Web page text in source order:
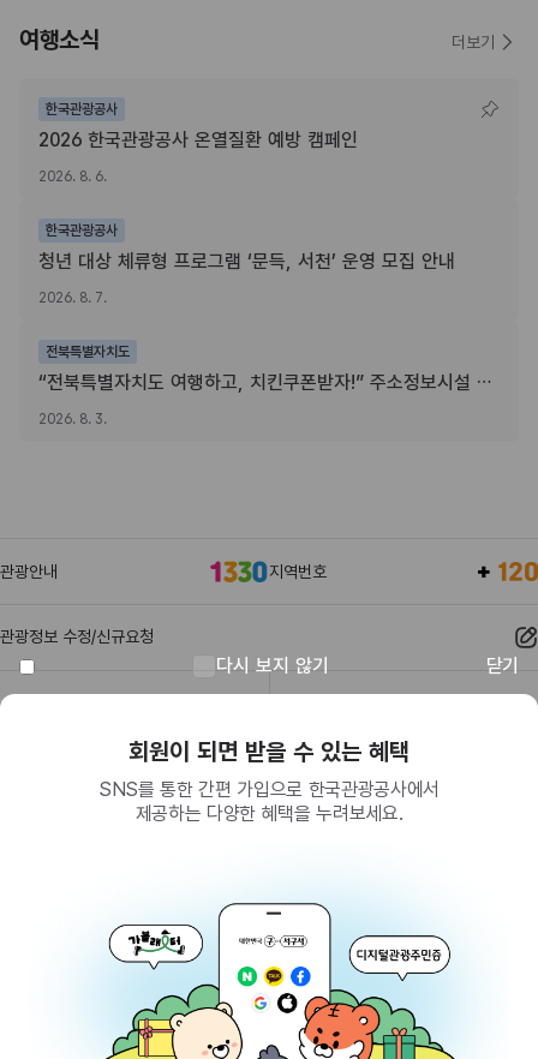
여행소식
한국관광공사
2026 한국관광공사 온열질환 예방 캠페인
2026. 8. 6.
한국관광공사
청년 대상 체류형 프로그램 ‘문득, 서천’ 운영 모집 안내
2026. 8. 7.
전북특별자치도
“전북특별자치도 여행하고, 치킨쿠폰받자!” 주소정보시설 SNS 인증이벤트
2026. 8. 3.
더보기
다시 보지 않기 닫기
회원이 되면 받을 수 있는 혜택
SNS를 통한 간편 가입으로 한국관광공사에서
제공하는 다양한 혜택을 누려보세요.
관광안내 지역번호
관광정보 수정/신규요청
관광정보
202-81-50707
통신판매업신고
제2009-서울중구-1234호